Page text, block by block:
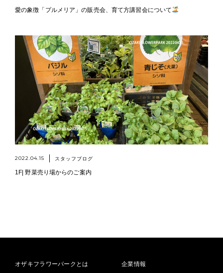
愛の象徴「プルメリア」の販売会、育て方講習会について
2022.04.15 スタッフブログ
1F| 野菜売り場からのご案内
オザキフラワーパークとは 企業情報